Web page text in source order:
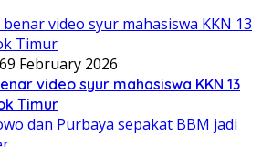
9 February 2026
video syur mahasiswa KKN 13
Timur